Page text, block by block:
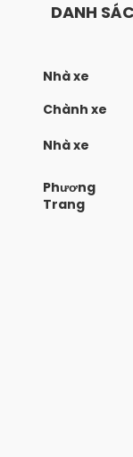
DANH
Nhà xe
Chành xe
Nhà xe
Phương
Trang